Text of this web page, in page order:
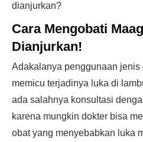
dianjurkan?
Cara Mengobati
Dianjurkan!
Adakalanya penggunaan jenis
memicu terjadinya luka di
ada salahnya konsultasi
karena mungkin dokter bisa
obat yang menyebabkan luka